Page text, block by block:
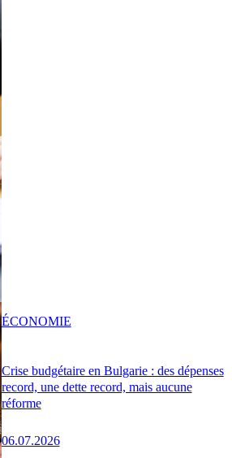
Crise budgétaire en Bulgarie : des dépenses
record, une dette record, mais aucune
réforme
06.07.2026
ÉCONOMIE